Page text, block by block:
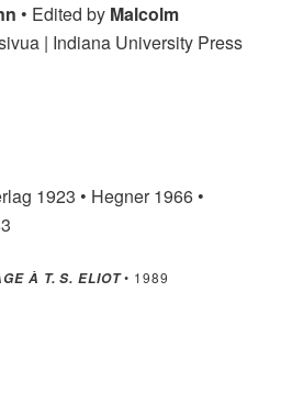
• Edited by Malcolm
| Indiana University Press
1923 • Hegner 1966 •
À T. S. ELIOT• 1989